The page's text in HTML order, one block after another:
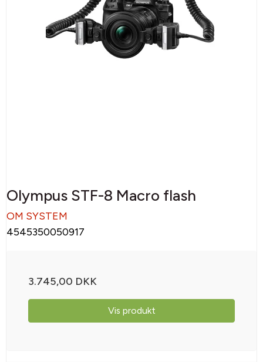
Olympus STF-8 Macro flash
OM SYSTEM
4545350050917
3.745,00 DKK
Vis produkt